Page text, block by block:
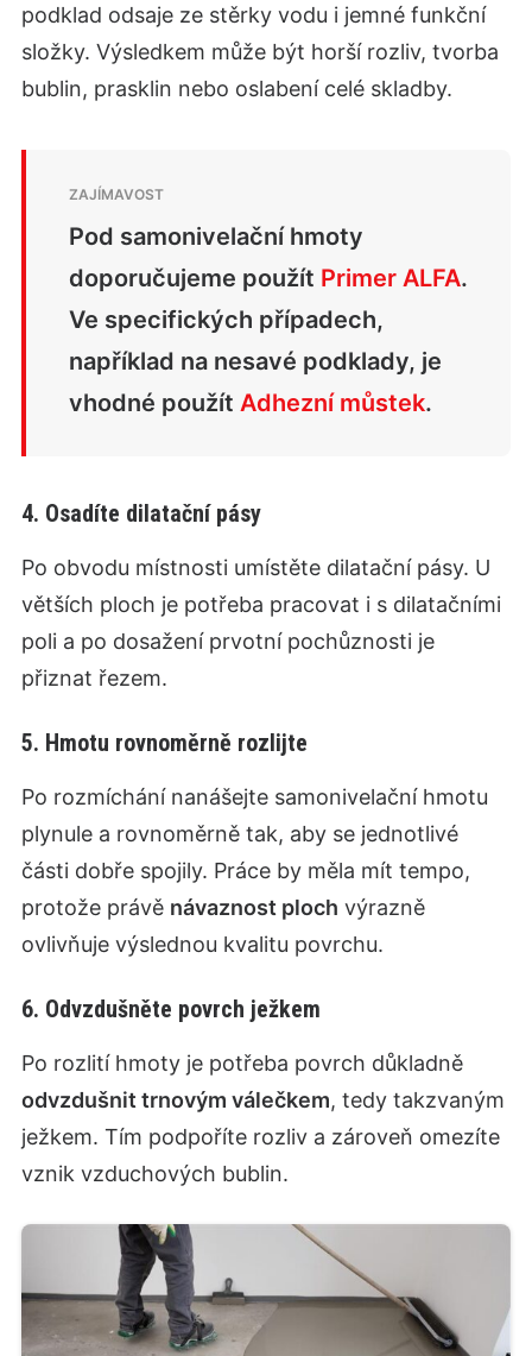
podklad odsaje ze stěrky vodu i jemné funkční
složky. Výsledkem může být horší rozliv, tvorba
bublin, prasklin nebo oslabení celé skladby.
Pod samonivelační hmoty
doporučujeme použít Primer ALFA.
Ve specifických případech,
například na nesavé podklady, je
vhodné použít Adhezní můstek.
4. Osadíte dilatační pásy
Po obvodu místnosti umístěte dilatační pásy. U
větších ploch je potřeba pracovat i s dilatačními
poli a po dosažení prvotní pochůznosti je
přiznat řezem.
5. Hmotu rovnoměrně rozlijte
Po rozmíchání nanášejte samonivelační hmotu
plynule a rovnoměrně tak, aby se jednotlivé
části dobře spojily. Práce by měla mít tempo,
protože právě návaznost ploch výrazně
ovlivňuje výslednou kvalitu povrchu.
6. Odvzdušněte povrch ježkem
Po rozlití hmoty je potřeba povrch důkladně
odvzdušnit trnovým válečkem, tedy takzvaným
ježkem. Tím podpoříte rozliv a zároveň omezíte
vznik vzduchových bublin.